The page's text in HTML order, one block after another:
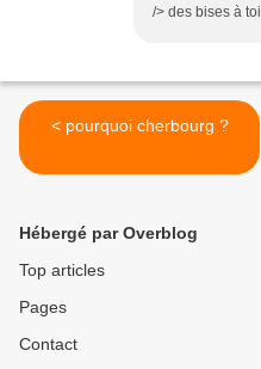
/> des bises à
< pourquoi cherbourg ?
Hébergé par Overblog
Top articles
Pages
Contact